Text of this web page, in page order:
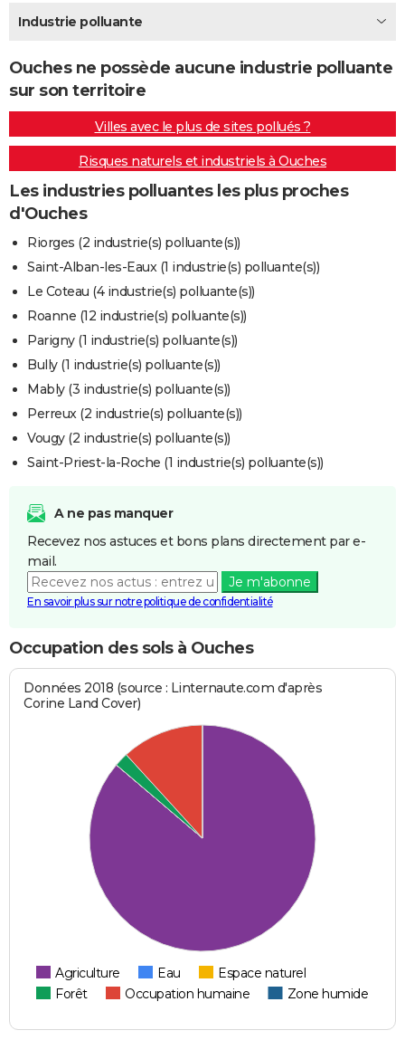
Destinations
City break
Voyage nature
Voyage de noces
Forum
Climat
+PHOTO
GUIDES D'ACHAT
BONS PLANS
CARTE DE VOEUX
Carte de Noël
Carte Bonne année
Carte Saint-Valentin
Carte Pâques
Carte d'anniversaire
DICTIONNAIRE
Dictionnaire
Biographies
Citations
Expressions
Proverbes
PROGRAMME TV
COPAINS D'AVANT
S'inscrire
Se connecter
Lycées
Collèges
Primaires
Universités
Entreprises
Service militaire
Avis de recherche
FORUM
Bricolage
Lifestyle
Culture
Sport
Auto
Television
Voyage
Cinema
Industrie polluante
Ouches ne possède aucune industrie polluante
sur son territoire
Villes avec le plus de sites pollués ?
Risques naturels et industriels à Ouches
Les industries polluantes les plus proches
d'Ouches
Riorges (2 industrie(s) polluante(s))
Saint-Alban-les-Eaux (1 industrie(s) polluante(s))
Le Coteau (4 industrie(s) polluante(s))
Roanne (12 industrie(s) polluante(s))
Parigny (1 industrie(s) polluante(s))
Bully (1 industrie(s) polluante(s))
Mably (3 industrie(s) polluante(s))
Perreux (2 industrie(s) polluante(s))
Vougy (2 industrie(s) polluante(s))
Saint-Priest-la-Roche (1 industrie(s) polluante(s))
A ne pas manquer
Recevez nos astuces et bons plans directement par e-
mail.
Je m'abonne
En savoir plus sur notre politique de confidentialité
Occupation des sols à Ouches
Données 2018 (source : Linternaute.com d'après
Corine Land Cover)
Agriculture Eau
Espace naturel
Forêt
Occupation humaine Zone humide